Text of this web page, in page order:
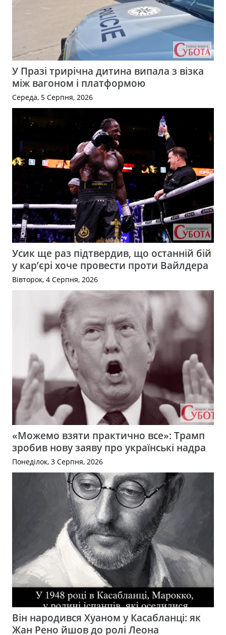
У Празі трирічна дитина випала з візка
між вагоном і платформою
Середа, 5 Серпня, 2026
Усик ще раз підтвердив, що останній бій
у кар’єрі хоче провести проти Вайлдера
Вівторок, 4 Серпня, 2026
«Можемо взяти практично все»: Трамп
зробив нову заяву про українські надра
Понеділок, 3 Серпня, 2026
Він народився Хуаном у Касабланці: як
Жан Рено йшов до ролі Леона